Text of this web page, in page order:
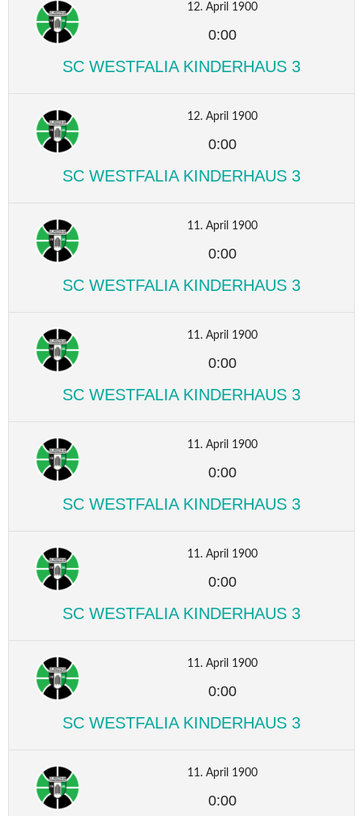
12. April 1900
0:00
SC WESTFALIA KINDERHAUS 3
12. April 1900
0:00
SC WESTFALIA KINDERHAUS 3
11. April 1900
0:00
SC WESTFALIA KINDERHAUS 3
11. April 1900
0:00
SC WESTFALIA KINDERHAUS 3
11. April 1900
0:00
SC WESTFALIA KINDERHAUS 3
11. April 1900
0:00
SC WESTFALIA KINDERHAUS 3
11. April 1900
0:00
SC WESTFALIA KINDERHAUS 3
11. April 1900
0:00